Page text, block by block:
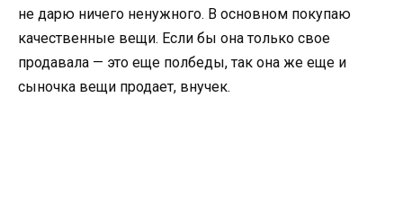
не дарю ничего ненужного. В основном покупаю
качественные вещи. Если бы она только свое
продавала — это еще полбеды, так она же еще и
сыночка вещи продает, внучек.